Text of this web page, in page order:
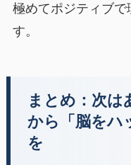
極めてポジティブ
す。
まとめ：次は
から「脳をハ
を